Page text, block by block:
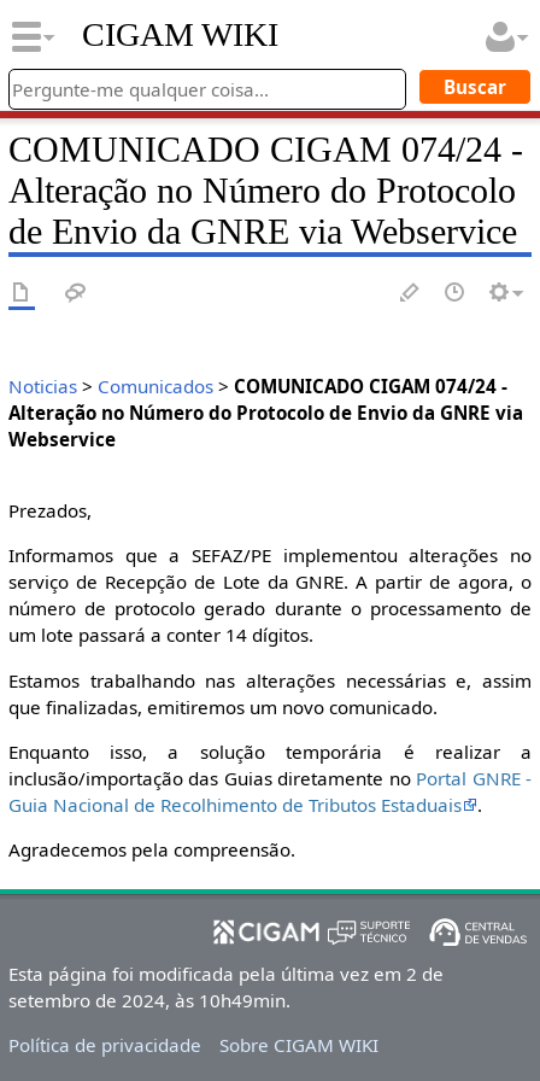
CIGAM WIKI
COMUNICADO CIGAM 074/24 -
Alteração no Número do Protocolo
de Envio da GNRE via Webservice
Noticias> Comunicados> COMUNICADO CIGAM 074/24 -
Alteração no Número do Protocolo de Envio da GNRE via
Webservice
Prezados,
Informamos que a SEFAZ/PE implementou alterações no
serviço de Recepção de Lote da GNRE. A partir de agora, o
número de protocolo gerado durante o processamento de
um lote passará a conter 14 dígitos.
Estamos trabalhando nas alterações necessárias e, assim
que finalizadas, emitiremos um novo comunicado.
Enquanto isso, a solução temporária é realizar a
inclusão/importação das Guias diretamente no Portal GNRE -
Guia Nacional de Recolhimento de Tributos Estaduais
.
Agradecemos pela compreensão.
Esta página foi modificada pela última vez em 2 de
setembro de 2024, às 10h49min.
Política de privacidade
Sobre CIGAM WIKI